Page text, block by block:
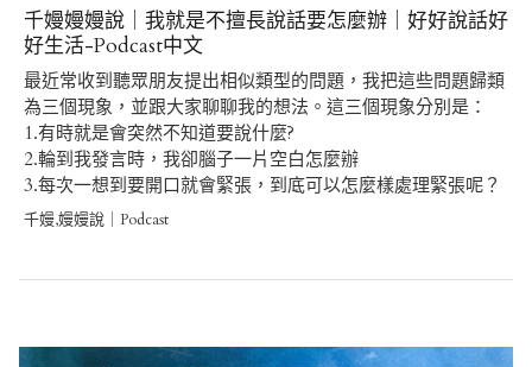
千嫚嫚嫚說｜我就是不擅長說話要怎麼辦｜好好說話好
好生活-Podcast中文
最近常收到聽眾朋友提出相似類型的問題，我把這些問題歸類
為三個現象，並跟大家聊聊我的想法。這三個現象分別是：
1.有時就是會突然不知道要說什麼?
2.輪到我發言時，我卻腦子一片空白怎麼辦
3.每次一想到要開口就會緊張，到底可以怎麼樣處理緊張呢？
千嫚,嫚嫚說｜Podcast
navigation